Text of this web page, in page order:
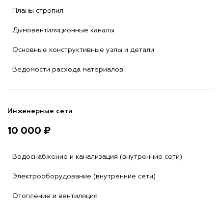
Планы стропил
Дымовентиляционные каналы
Основные конструктивные узлы и детали
Ведомости расхода материалов
Инженерные сети
10 000 ₽
Водоснабжение и канализация (внутренние сети)
Электрооборудование (внутренние сети)
Отопление и вентиляция